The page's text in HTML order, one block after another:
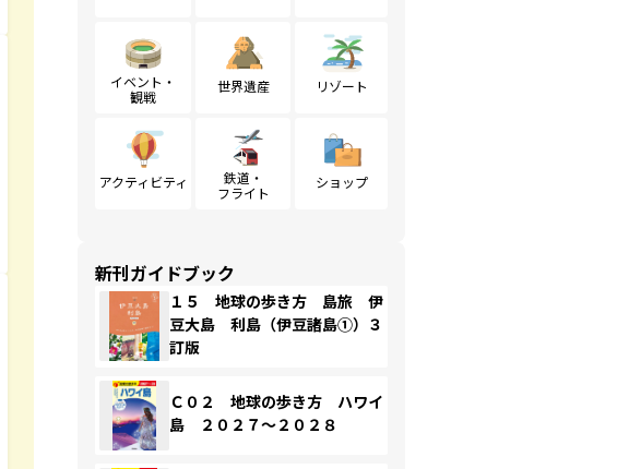
イベント・
観戦
世界遺産 リゾート
アクティビティ
鉄道・
フライト
ショップ
新刊ガイドブック
１５ 地球の歩き方 島旅 伊
豆大島 利島（伊豆諸島①）３
訂版
Ｃ０２ 地球の歩き方 ハワイ
島 ２０２７～２０２８